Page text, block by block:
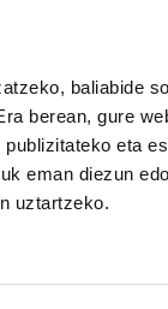
baliabide
berean, gure
eta
eman diezun
uztartzeko.
FUNDAZIOA